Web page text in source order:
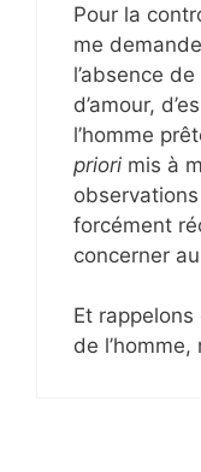
Pour la
me
l’absence
d’amour,
l’homme
priori mis à
forcément
concerner
Et
de